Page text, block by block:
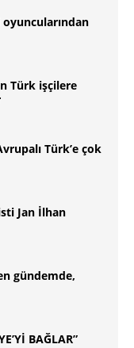
oyuncularından
Türk işçilere
Türk’e çok
Jan İlhan
gündemde,
BAĞLAR”